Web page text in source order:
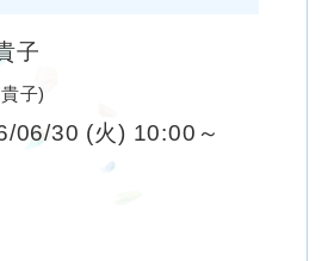
子
子)
06/30 (火) 10:00～